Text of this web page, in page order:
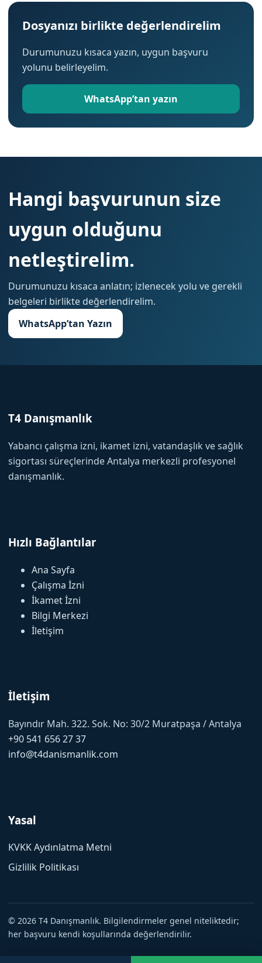
Dosyanızı birlikte değerlendirelim
Durumunuzu kısaca yazın, uygun başvuru
yolunu belirleyelim.
WhatsApp’tan yazın
Hangi başvurunun size
uygun olduğunu
netleştirelim.
Durumunuzu kısaca anlatın; izlenecek yolu ve gerekli
belgeleri birlikte değerlendirelim.
WhatsApp’tan Yazın
T4 Danışmanlık
Yabancı çalışma izni, ikamet izni, vatandaşlık ve sağlık
sigortası süreçlerinde Antalya merkezli profesyonel
danışmanlık.
Hızlı Bağlantılar
Ana Sayfa
Çalışma İzni
İkamet İzni
Bilgi Merkezi
İletişim
İletişim
Bayındır Mah. 322. Sok. No: 30/2 Muratpaşa / Antalya
+90 541 656 27 37
info@t4danismanlik.com
Yasal
KVKK Aydınlatma Metni
Gizlilik Politikası
© 2026 T4 Danışmanlık. Bilgilendirmeler genel niteliktedir;
her başvuru kendi koşullarında değerlendirilir.